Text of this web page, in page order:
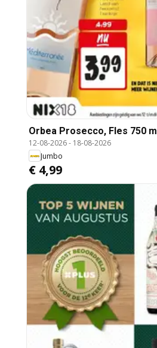
Orbea Prosecco, Fles 750 ml
12-08-2026- 18-08-2026
Jumbo
€ 4,99